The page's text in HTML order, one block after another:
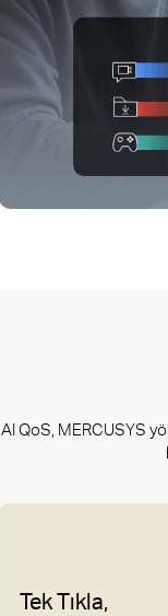
AI QoS, MERCUSYS
Tek Tıkla,